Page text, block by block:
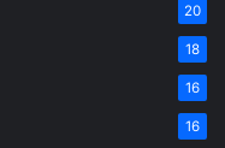
20
18
16
16